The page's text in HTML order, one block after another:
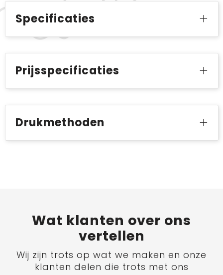
Specificaties
Prijsspecificaties
Drukmethoden
Wat klanten over ons
vertellen
Wij zijn trots op wat we maken en onze
klanten delen die trots met ons